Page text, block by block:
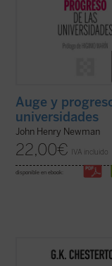
Auge y
universidades
John Henry Newman
22,00€ IVA incluido
disponible en ebook:
Coincidiendo ahora con el 150
del nacimiento de su autor, este